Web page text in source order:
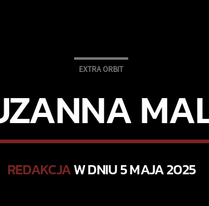
EXTRA ORBIT
REDAKCJAW DNIU 5 MAJA 2025